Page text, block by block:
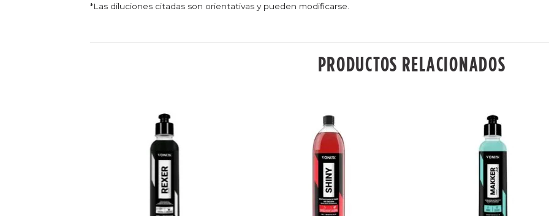
*Las diluciones citadas son orientativas y pueden modificarse.
PRODUCTOS RELACIONADOS